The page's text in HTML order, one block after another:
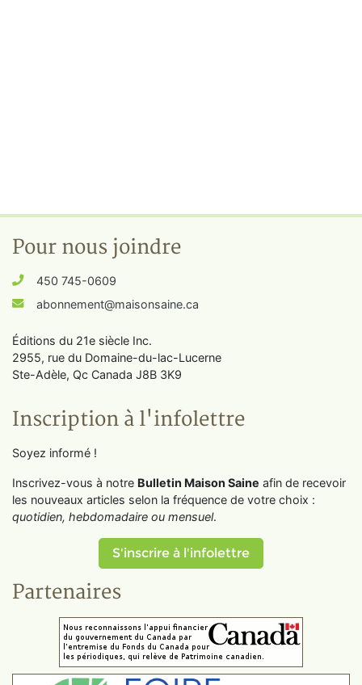
Pour nous joindre
450 745-0609
abonnement@maisonsaine.ca
Éditions du 21e siècle Inc.
2955, rue du Domaine-du-lac-Lucerne
Ste-Adèle, Qc Canada J8B 3K9
Inscription à l'infolettre
Soyez informé !
Inscrivez-vous à notre Bulletin Maison Saine afin de recevoir
les nouveaux articles selon la fréquence de votre choix :
quotidien, hebdomadaire ou mensuel.
S'inscrire à l'infolettre
Partenaires